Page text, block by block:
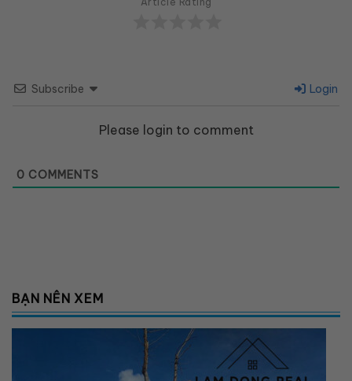
Subscribe Login
Please login to comment
0 COMMENTS
BẠN NÊN XEM